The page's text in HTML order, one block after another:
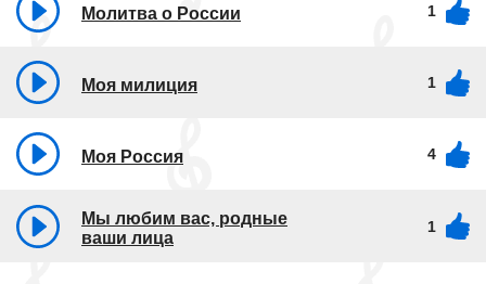
Молитва о России 1
Моя милиция 1
Моя Россия 4
Мы любим вас, родные
ваши лица
1